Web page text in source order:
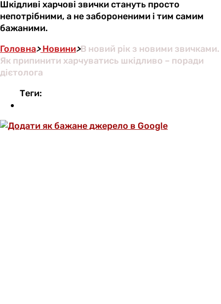
Шкідливі харчові звички стануть просто
непотрібними, а не забороненими і тим самим
бажаними.
Головна>Новини>В новий рік з новими звичками.
Як припинити харчуватись шкідливо – поради
дієтолога
Теги: